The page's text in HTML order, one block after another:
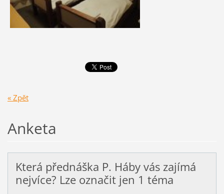
« Zpět
Anketa
Která přednáška P. Háby vás zajímá
nejvíce? Lze označit jen 1 téma